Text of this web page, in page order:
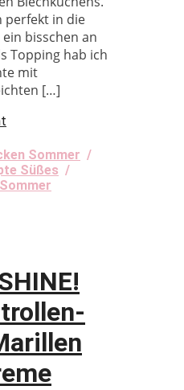
perfekt in die
bisschen an
Topping hab ich
mit
[…]
Sommer /
Süßes /